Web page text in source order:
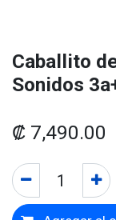
Caballito
Sonidos
₡ 7,490.00